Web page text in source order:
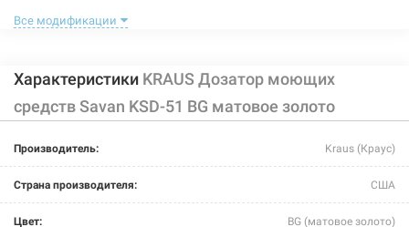
Артикул:221637
KRAUS Дозатор моющих средств Savan KSD-51 SFS
сатин
Все модификации
Характеристики KRAUS Дозатор моющих
средств Savan KSD-51 BG матовое золото
Производитель: Kraus (Краус)
Страна производителя: США
Цвет: BG (матовое золото)